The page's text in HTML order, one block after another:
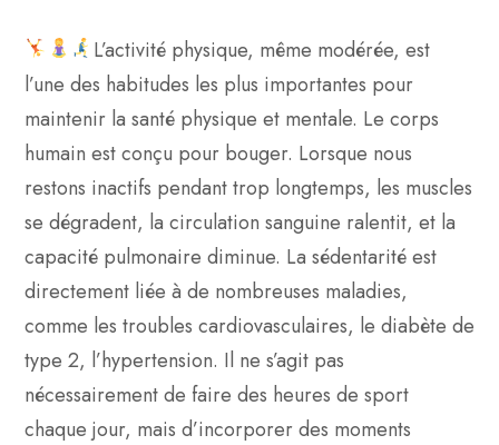
L’activité physique, même modérée, est
l’une des habitudes les plus importantes pour
maintenir la santé physique et mentale. Le corps
humain est conçu pour bouger. Lorsque nous
restons inactifs pendant trop longtemps, les muscles
se dégradent, la circulation sanguine ralentit, et la
capacité pulmonaire diminue. La sédentarité est
directement liée à de nombreuses maladies,
comme les troubles cardiovasculaires, le diabète de
type 2, l’hypertension. Il ne s’agit pas
nécessairement de faire des heures de sport
chaque jour, mais d’incorporer des moments